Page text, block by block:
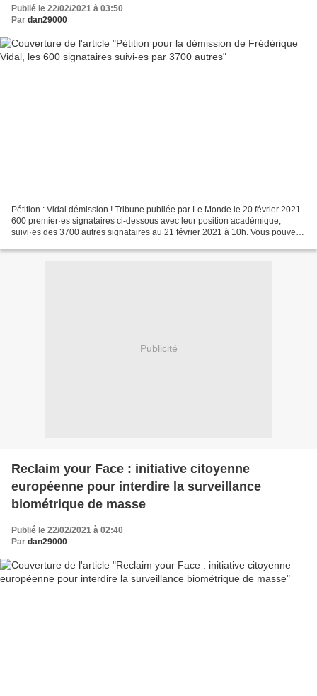
Publié le 22/02/2021 à 03:50
Par dan29000
Pétition : Vidal démission ! Tribune publiée par Le Monde le 20 février 2021 .
600 premier·es signataires ci-dessous avec leur position académique,
suivi·es des 3700 autres signataires au 21 février 2021 à 10h. Vous pouvez
Publicité
Reclaim your Face : initiative citoyenne
européenne pour interdire la surveillance
biométrique de masse
Publié le 22/02/2021 à 02:40
Par dan29000